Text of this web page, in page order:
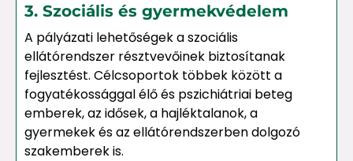
3. Szociális és gyermekvédelem
A pályázati lehetőségek a szociális
ellátórendszer résztvevőinek biztosítanak
fejlesztést. Célcsoportok többek között a
fogyatékossággal élő és pszichiátriai beteg
emberek, az idősek, a hajléktalanok, a
gyermekek és az ellátórendszerben dolgozó
szakemberek is.